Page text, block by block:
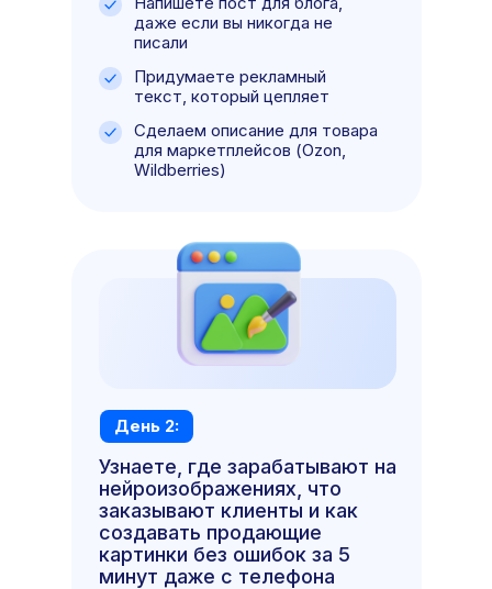
даже если вы никогда не
писали
Придумаете рекламный
текст, который цепляет
Сделаем описание для товара
для маркетплейсов (Ozon,
Wildberries)
Узнаете, где зарабатывают на
нейроизображениях, что
заказывают клиенты и как
создавать продающие
картинки без ошибок за 5
минут даже с телефона
День 2: